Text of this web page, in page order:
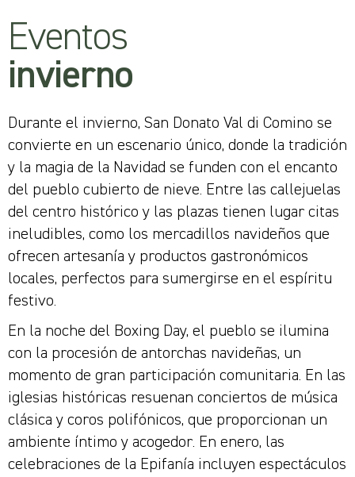
Eventos
invierno
Durante el invierno, San Donato Val di Comino se
convierte en un escenario único, donde la tradición
y la magia de la Navidad se funden con el encanto
del pueblo cubierto de nieve. Entre las callejuelas
del centro histórico y las plazas tienen lugar citas
ineludibles, como los mercadillos navideños que
ofrecen artesanía y productos gastronómicos
locales, perfectos para sumergirse en el espíritu
festivo.
En la noche del Boxing Day, el pueblo se ilumina
con la procesión de antorchas navideñas, un
momento de gran participación comunitaria. En las
iglesias históricas resuenan conciertos de música
clásica y coros polifónicos, que proporcionan un
ambiente íntimo y acogedor. En enero, las
celebraciones de la Epifanía incluyen espectáculos